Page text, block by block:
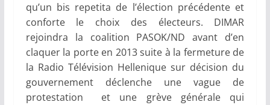
qu’un bis repetita de l’élection précédente et
conforte le choix des électeurs. DIMAR
rejoindra la coalition PASOK/ND avant d’en
claquer la porte en 2013 suite à la fermeture de
la Radio Télévision Hellenique sur décision du
gouvernement déclenche une vague de
protestation et une grève générale qui